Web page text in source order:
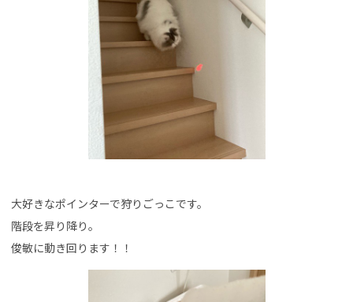
大好きなポインターで狩りごっこです。
階段を昇り降り。
俊敏に動き回ります！！